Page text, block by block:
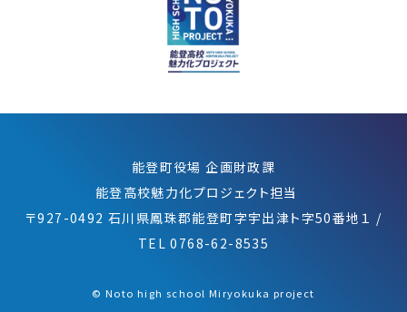
能登町役場 企画財政課
能登高校魅力化プロジェクト担当
〒927-0492 石川県鳳珠郡能登町字宇出津ト字50番地１ /
TEL 0768-62-8535
©︎ Noto high school Miryokuka project